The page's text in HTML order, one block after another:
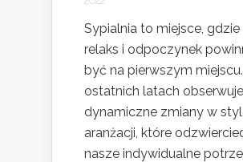
Sypialnia to miejsce, gdzie
relaks i odpoczynek
być na pierwszym
ostatnich latach
dynamiczne zmiany w
aranżacji, które
nasze indywidualne